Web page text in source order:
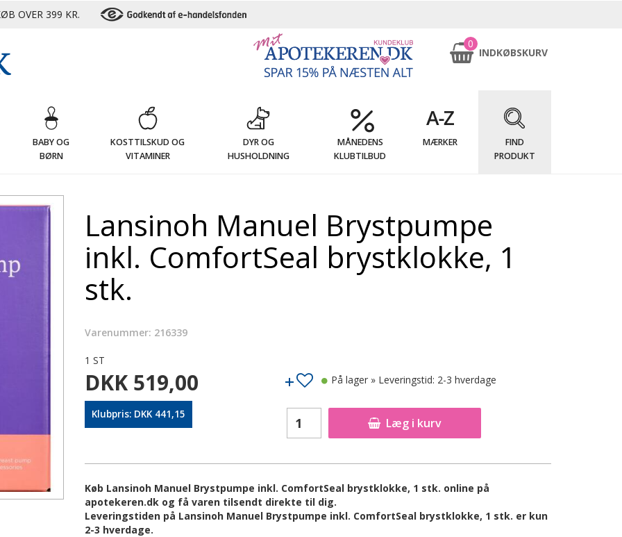
OVER 399 KR.
0
INDKØBSKURV
BABY OG
BØRN
KOSTTILSKUD OG
VITAMINER
DYR OG
HUSHOLDNING
MÅNEDENS
KLUBTILBUD
MÆRKER
FIND
PRODUKT
Lansinoh Manuel Brystpumpe
inkl. ComfortSeal brystklokke, 1
stk.
Varenummer: 216339
1 ST
DKK 519,00
Klubpris: DKK 441,15
Læg i kurv
På lager » Leveringstid: 2-3 hverdage
Køb Lansinoh Manuel Brystpumpe inkl. ComfortSeal brystklokke, 1 stk. online på
apotekeren.dk og få varen tilsendt direkte til dig.
Leveringstiden på Lansinoh Manuel Brystpumpe inkl. ComfortSeal brystklokke, 1 stk. er kun
2-3 hverdage.